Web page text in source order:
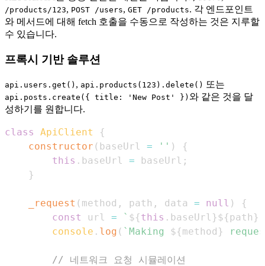
/products/123, POST /users, GET /products. 각 엔드포인트
와 메서드에 대해 fetch 호출을 수동으로 작성하는 것은 지루할
수 있습니다.
프록시 기반 솔루션
api.users.get() , api.products(123).delete() 또는
api.posts.create({ title: 'New Post' }) 와 같은 것을 달
성하기를 원합니다.
class ApiClient
{
constructor ( baseUrl = '' )
{
this . baseUrl = baseUrl ;
}
_request ( method , path , data = null )
{
const
url = ` ${this . baseUrl } ${path }
console . log ( ` Making ${method }
// 네트워크 요청 시뮬레이션